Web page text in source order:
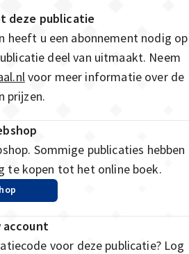
deze publicatie
heeft u een abonnement nodig op
deel van uitmaakt. Neem
voor meer informatie over de
prijzen.
Sommige publicaties hebben
te kopen tot het online boek.
account
voor deze publicatie? Log